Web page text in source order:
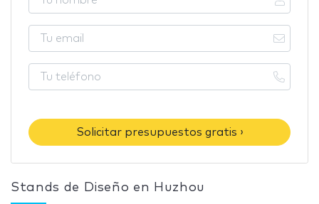
Solicitar presupuestos gratis ›
Stands de Diseño en Huzhou